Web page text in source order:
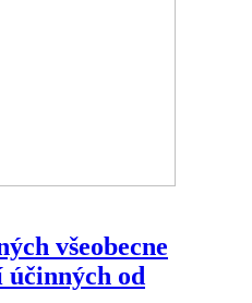
všeobecne
účinných od